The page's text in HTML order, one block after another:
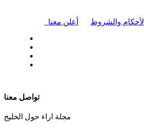
أعلن معنا الأحكام والشروط
تواصل معنا
مجلة اراء حول الخليج